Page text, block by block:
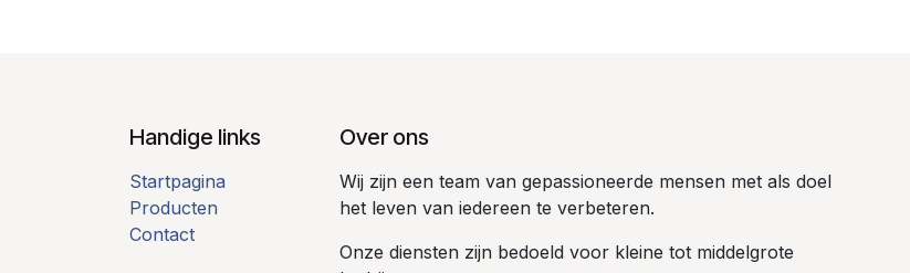
Handige links
Startpagina
Producten
Contact
Over ons
Wij zijn een team van gepassioneerde mensen met als doel
het leven van iedereen te verbeteren.
Onze diensten zijn bedoeld voor kleine tot middelgrote